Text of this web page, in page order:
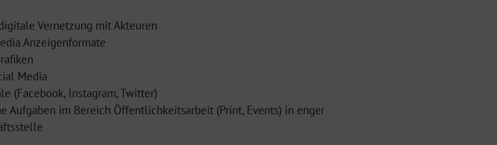
Vernetzung mit Akteuren
Anzeigenformate
Media
(Facebook, Instagram, Twitter)
Aufgaben im Bereich Öffentlichkeitsarbeit (Print, Events) in enger